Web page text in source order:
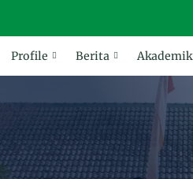
Profile Berita Akademik